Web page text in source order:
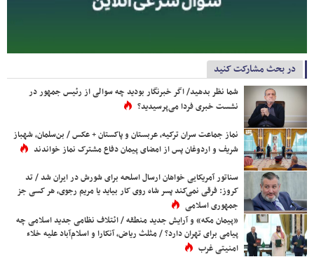
در بحث مشارکت کنید
شما نظر بدهید/ اگر خبرنگار بودید چه سوالی از رئیس جمهور در
نشست خبری فردا می‌پرسیدید؟
نماز جماعت سران ترکیه، عربستان و پاکستان + عکس / بن‌سلمان، شهباز
شریف و اردوغان پس از امضای پیمان دفاع مشترک نماز خواندند
سناتور آمریکایی خواهان ارسال اسلحه برای شورش در ایران شد / تد
کروز: فرقی نمی‌کند پسر شاه روی کار بیاید یا مریم رجوی، هر کسی جز
جمهوری اسلامی
«پیمان مکه» و آرایش جدید منطقه / ائتلاف نظامی جدید اسلامی چه
پیامی برای تهران دارد؟ / مثلث ریاض، آنکارا و اسلام‌آباد علیه خلاء
امنیتی غرب